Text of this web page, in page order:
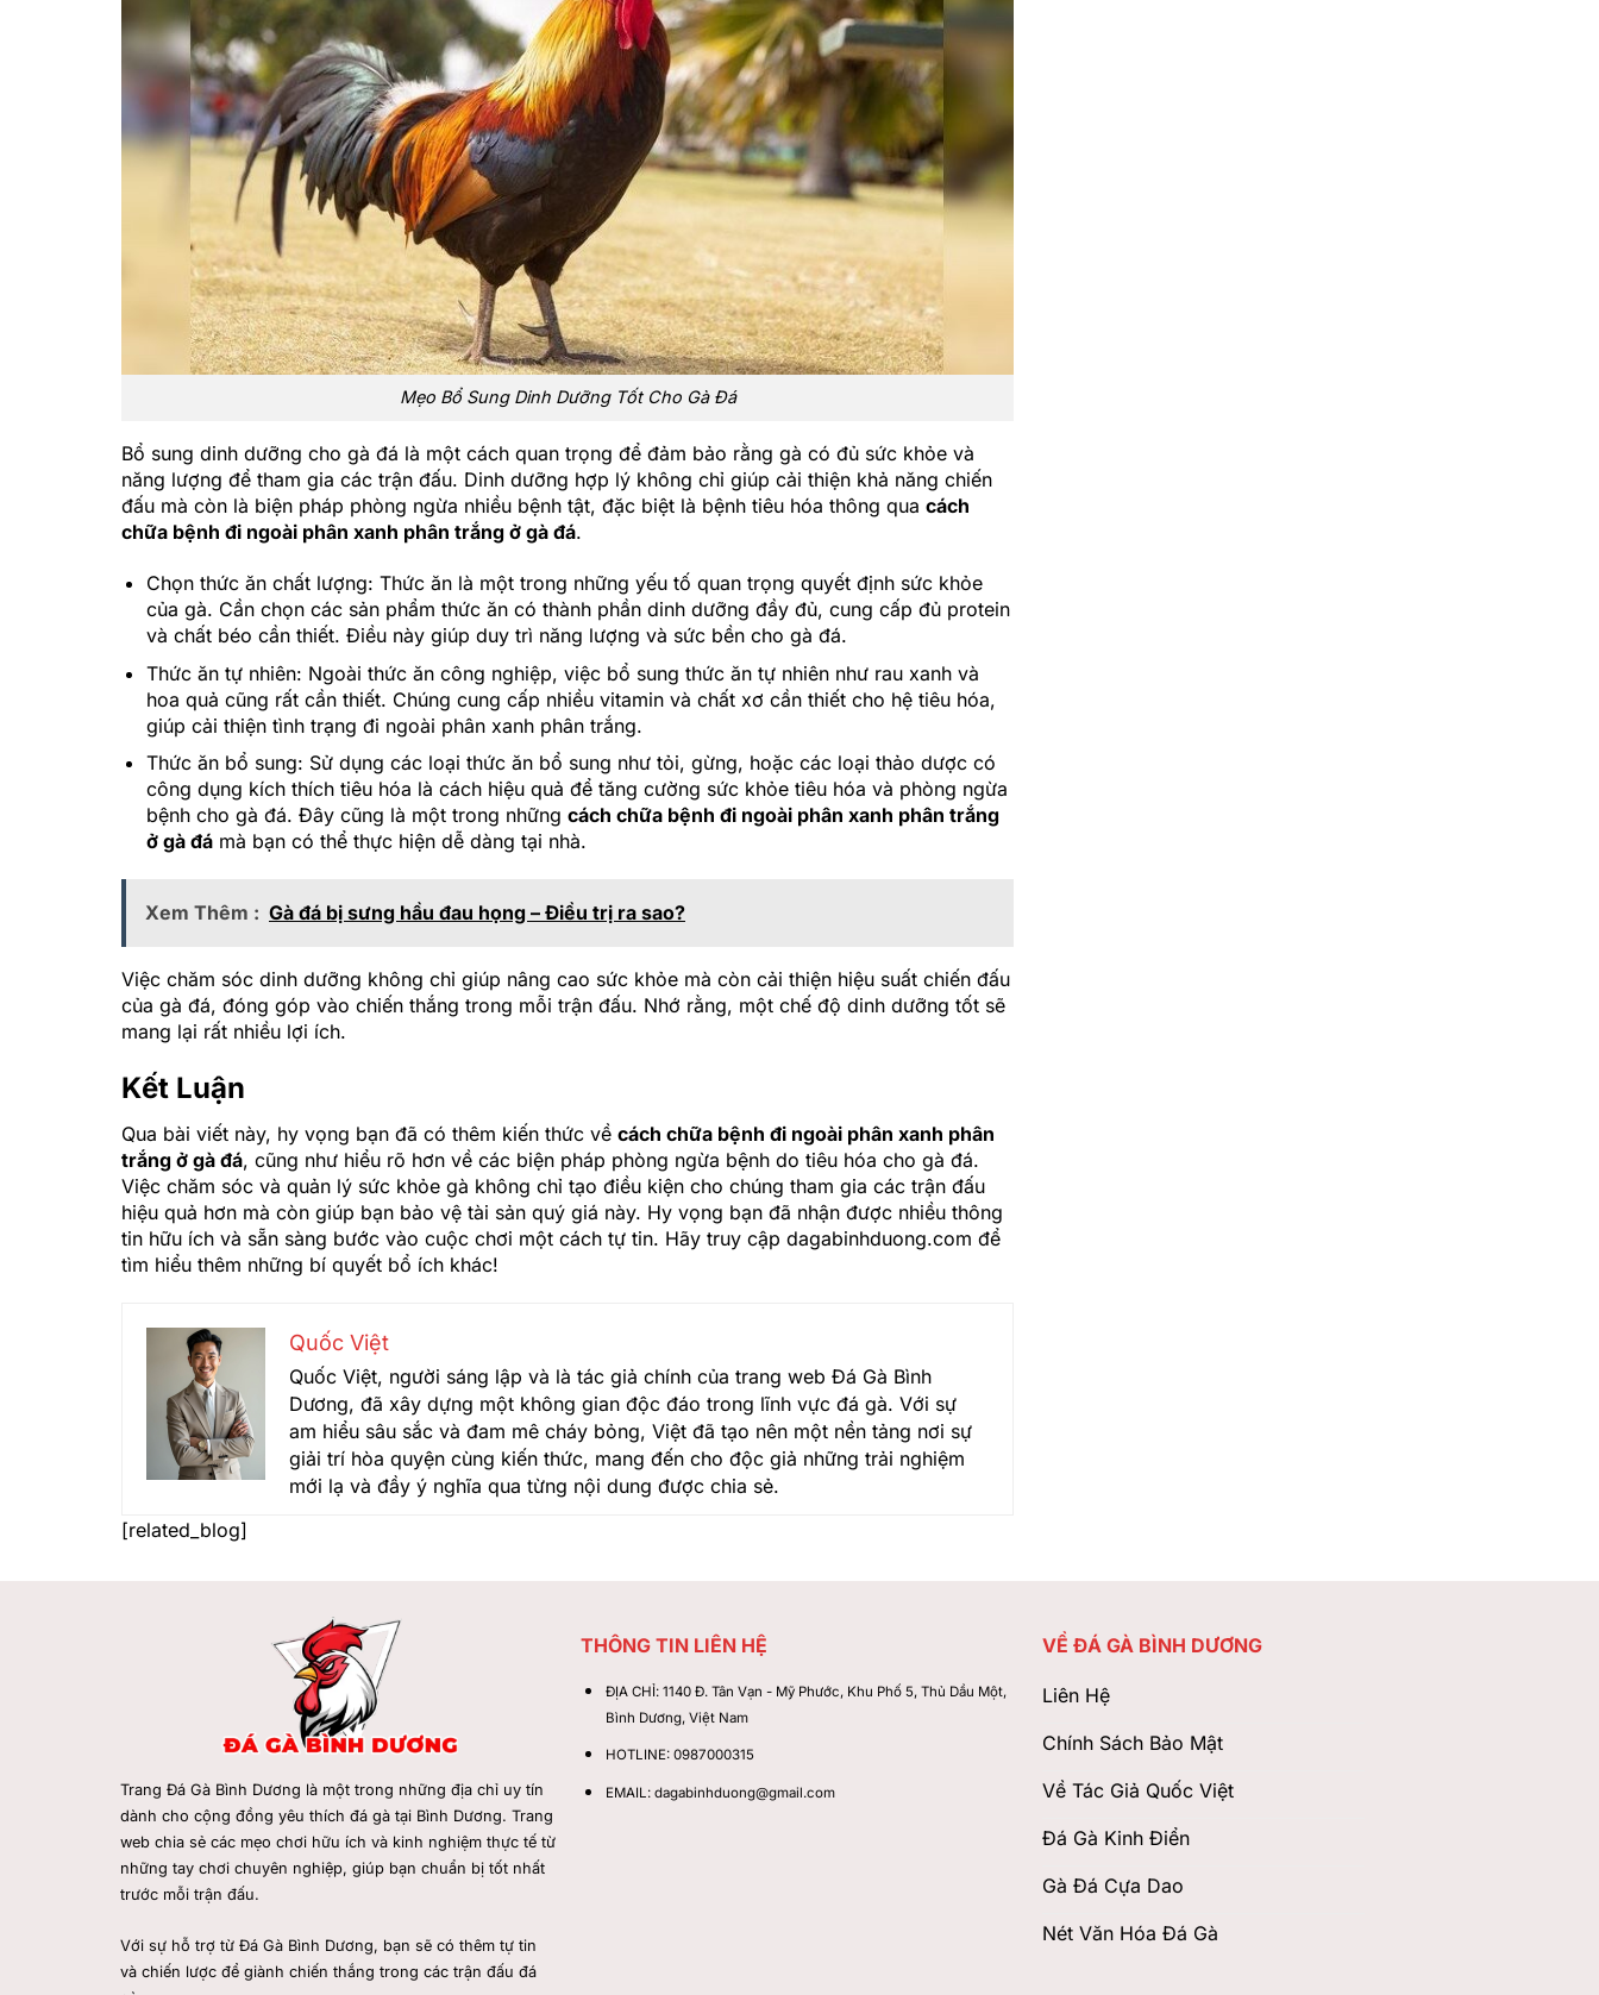
Mẹo Bổ Sung Dinh Dưỡng Tốt Cho Gà Đá
Bổ sung dinh dưỡng cho gà đá là một cách quan trọng để đảm bảo rằng gà có đủ sức khỏe và
năng lượng để tham gia các trận đấu. Dinh dưỡng hợp lý không chỉ giúp cải thiện khả năng chiến
đấu mà còn là biện pháp phòng ngừa nhiều bệnh tật, đặc biệt là bệnh tiêu hóa thông qua cách
chữa bệnh đi ngoài phân xanh phân trắng ở gà đá.
Chọn thức ăn chất lượng: Thức ăn là một trong những yếu tố quan trọng quyết định sức khỏe
của gà. Cần chọn các sản phẩm thức ăn có thành phần dinh dưỡng đầy đủ, cung cấp đủ protein
và chất béo cần thiết. Điều này giúp duy trì năng lượng và sức bền cho gà đá.
Thức ăn tự nhiên: Ngoài thức ăn công nghiệp, việc bổ sung thức ăn tự nhiên như rau xanh và
hoa quả cũng rất cần thiết. Chúng cung cấp nhiều vitamin và chất xơ cần thiết cho hệ tiêu hóa,
giúp cải thiện tình trạng đi ngoài phân xanh phân trắng.
Thức ăn bổ sung: Sử dụng các loại thức ăn bổ sung như tỏi, gừng, hoặc các loại thảo dược có
công dụng kích thích tiêu hóa là cách hiệu quả để tăng cường sức khỏe tiêu hóa và phòng ngừa
bệnh cho gà đá. Đây cũng là một trong những cách chữa bệnh đi ngoài phân xanh phân trắng
ở gà đámà bạn có thể thực hiện dễ dàng tại nhà.
Xem Thêm : Gà đá bị sưng hầu đau họng – Điều trị ra sao?
Việc chăm sóc dinh dưỡng không chỉ giúp nâng cao sức khỏe mà còn cải thiện hiệu suất chiến đấu
của gà đá, đóng góp vào chiến thắng trong mỗi trận đấu. Nhớ rằng, một chế độ dinh dưỡng tốt sẽ
mang lại rất nhiều lợi ích.
Kết Luận
Qua bài viết này, hy vọng bạn đã có thêm kiến thức về cách chữa bệnh đi ngoài phân xanh phân
trắng ở gà đá, cũng như hiểu rõ hơn về các biện pháp phòng ngừa bệnh do tiêu hóa cho gà đá.
Việc chăm sóc và quản lý sức khỏe gà không chỉ tạo điều kiện cho chúng tham gia các trận đấu
hiệu quả hơn mà còn giúp bạn bảo vệ tài sản quý giá này. Hy vọng bạn đã nhận được nhiều thông
tin hữu ích và sẵn sàng bước vào cuộc chơi một cách tự tin. Hãy truy cập dagabinhduong.com để
tìm hiểu thêm những bí quyết bổ ích khác!
Quốc Việt
Quốc Việt, người sáng lập và là tác giả chính của trang web Đá Gà Bình
Dương, đã xây dựng một không gian độc đáo trong lĩnh vực đá gà. Với sự
am hiểu sâu sắc và đam mê cháy bỏng, Việt đã tạo nên một nền tảng nơi sự
giải trí hòa quyện cùng kiến thức, mang đến cho độc giả những trải nghiệm
mới lạ và đầy ý nghĩa qua từng nội dung được chia sẻ.
[related_blog]
Trang Đá Gà Bình Dương là một trong những địa chỉ uy tín
dành cho cộng đồng yêu thích đá gà tại Bình Dương. Trang
web chia sẻ các mẹo chơi hữu ích và kinh nghiệm thực tế từ
những tay chơi chuyên nghiệp, giúp bạn chuẩn bị tốt nhất
trước mỗi trận đấu.
Với sự hỗ trợ từ Đá Gà Bình Dương, bạn sẽ có thêm tự tin
và chiến lược để giành chiến thắng trong các trận đấu đá
THÔNG TIN LIÊN HỆ
ĐỊA CHỈ: 1140 Đ. Tân Vạn - Mỹ Phước, Khu Phố 5, Thủ Dầu Một,
Bình Dương, Việt Nam
HOTLINE: 0987000315
EMAIL: dagabinhduong@gmail.com
VỀ ĐÁ GÀ BÌNH DƯƠNG
Liên Hệ
Chính Sách Bảo Mật
Về Tác Giả Quốc Việt
Đá Gà Kinh Điển
Gà Đá Cựa Dao
Nét Văn Hóa Đá Gà